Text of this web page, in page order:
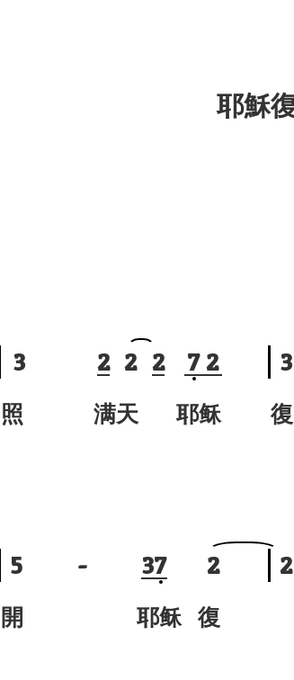
耶穌
3 2 2 2 7 2
照 满天 耶稣
3
5 - 37 2
開 耶稣 復
2